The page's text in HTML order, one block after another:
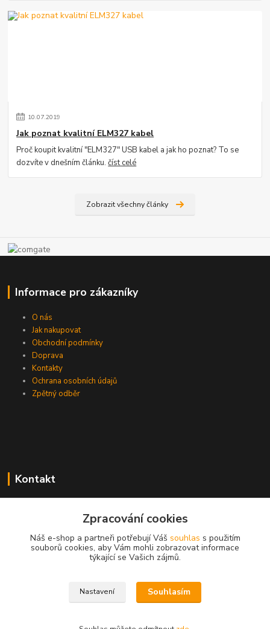
10.07.2019
Jak poznat kvalitní ELM327 kabel
Proč koupit kvalitní "ELM327" USB kabel a jak ho poznat? To se
dozvíte v dnešním článku.číst celé
Zobrazit všechny články
Informace pro zákazníky
O nás
Jak nakupovat
Obchodní podmínky
Doprava
Kontakty
Ochrana osobních údajů
Zpětný odběr
Kontakt
Zpracování cookies
Náš e-shop a partneři potřebují Váš souhlas s použitím
souborů cookies, aby Vám mohli zobrazovat informace
týkající se Vašich zájmů.
Nastavení Souhlasím